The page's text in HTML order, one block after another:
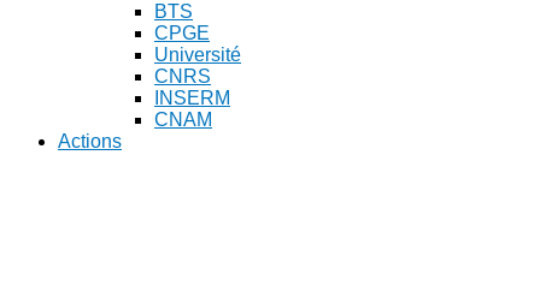
BTS
CPGE
Université
CNRS
INSERM
CNAM
Actions